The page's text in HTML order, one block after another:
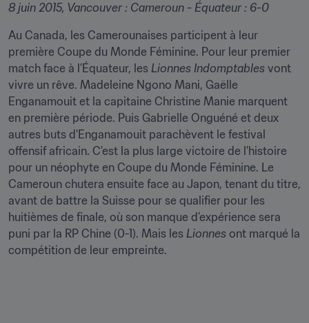
8 juin 2015, Vancouver : Cameroun - Équateur : 6-0
Au Canada, les Camerounaises participent à leur
première Coupe du Monde Féminine. Pour leur premier
match face à l’Équateur, les Lionnes Indomptables vont
vivre un rêve. Madeleine Ngono Mani, Gaëlle
Enganamouit et la capitaine Christine Manie marquent
en première période. Puis Gabrielle Onguéné et deux
autres buts d'Enganamouit parachèvent le festival
offensif africain. C'est la plus large victoire de l'histoire
pour un néophyte en Coupe du Monde Féminine. Le
Cameroun chutera ensuite face au Japon, tenant du titre,
avant de battre la Suisse pour se qualifier pour les
huitièmes de finale, où son manque d’expérience sera
puni par la RP Chine (0-1). Mais les Lionnes ont marqué la
compétition de leur empreinte.